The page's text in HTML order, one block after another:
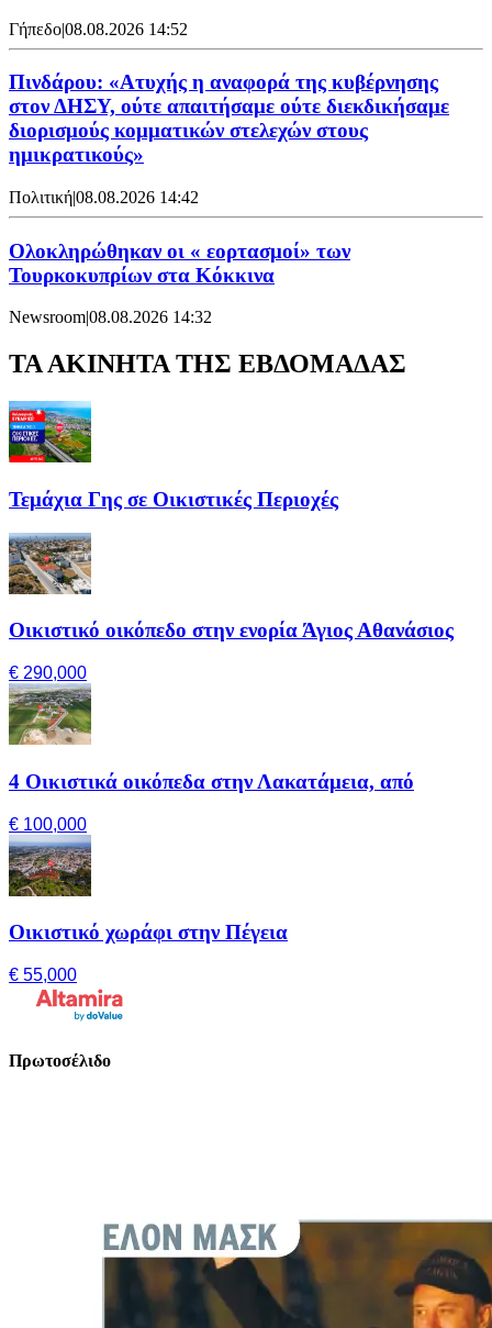
Γήπεδο|08.08.2026 14:52
Πινδάρου: «Ατυχής η αναφορά της κυβέρνησης
στον ΔΗΣΥ, ούτε απαιτήσαμε ούτε διεκδικήσαμε
διορισμούς κομματικών στελεχών στους
ημικρατικούς»
Πολιτική|08.08.2026 14:42
Ολοκληρώθηκαν οι « εορτασμοί» των
Τουρκοκυπρίων στα Κόκκινα
Newsroom08.08.2026 14:32
ΤΑ ΑΚΙΝΗΤΑ ΤΗΣ ΕΒΔΟΜΑΔΑΣ
Τεμάχια Γης σε Οικιστικές Περιοχές
Οικιστικό οικόπεδο στην ενορία Άγιος Αθανάσιος
€ 290,000
4 Οικιστικά οικόπεδα στην Λακατάμεια, από
€ 100,000
Οικιστικό χωράφι στην Πέγεια
€ 55,000
Πρωτοσέλιδο